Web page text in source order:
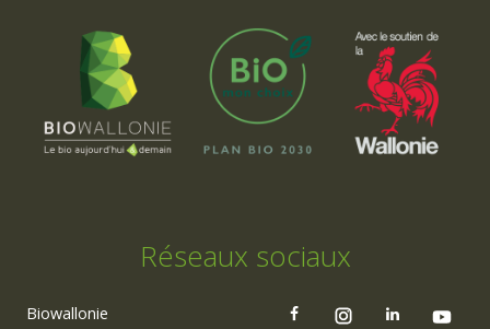
Réseaux sociaux
Biowallonie